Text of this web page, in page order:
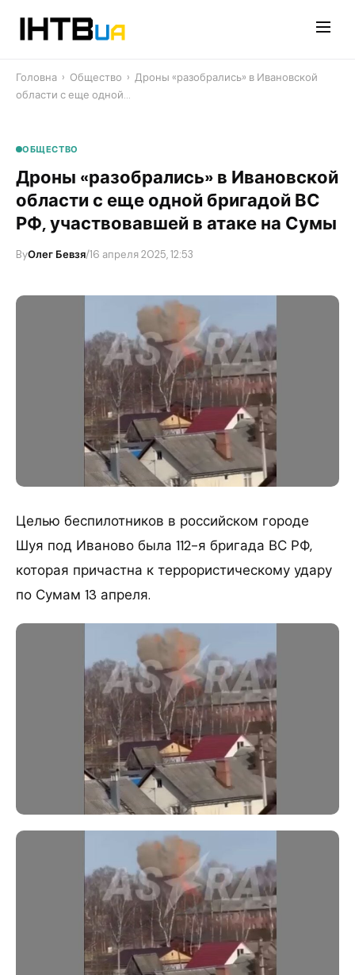
Головна › Общество › Дроны «разобрались» в Ивановской
области с еще одной…
ОБЩЕСТВО
Дроны «разобрались» в Ивановской
области с еще одной бригадой ВС
РФ, участвовавшей в атаке на Сумы
ByОлег Бевзя/16 апреля 2025, 12:53
Целью беспилотников в российском городе
Шуя под Иваново была 112-я бригада ВС РФ,
которая причастна к террористическому удару
по Сумам 13 апреля.